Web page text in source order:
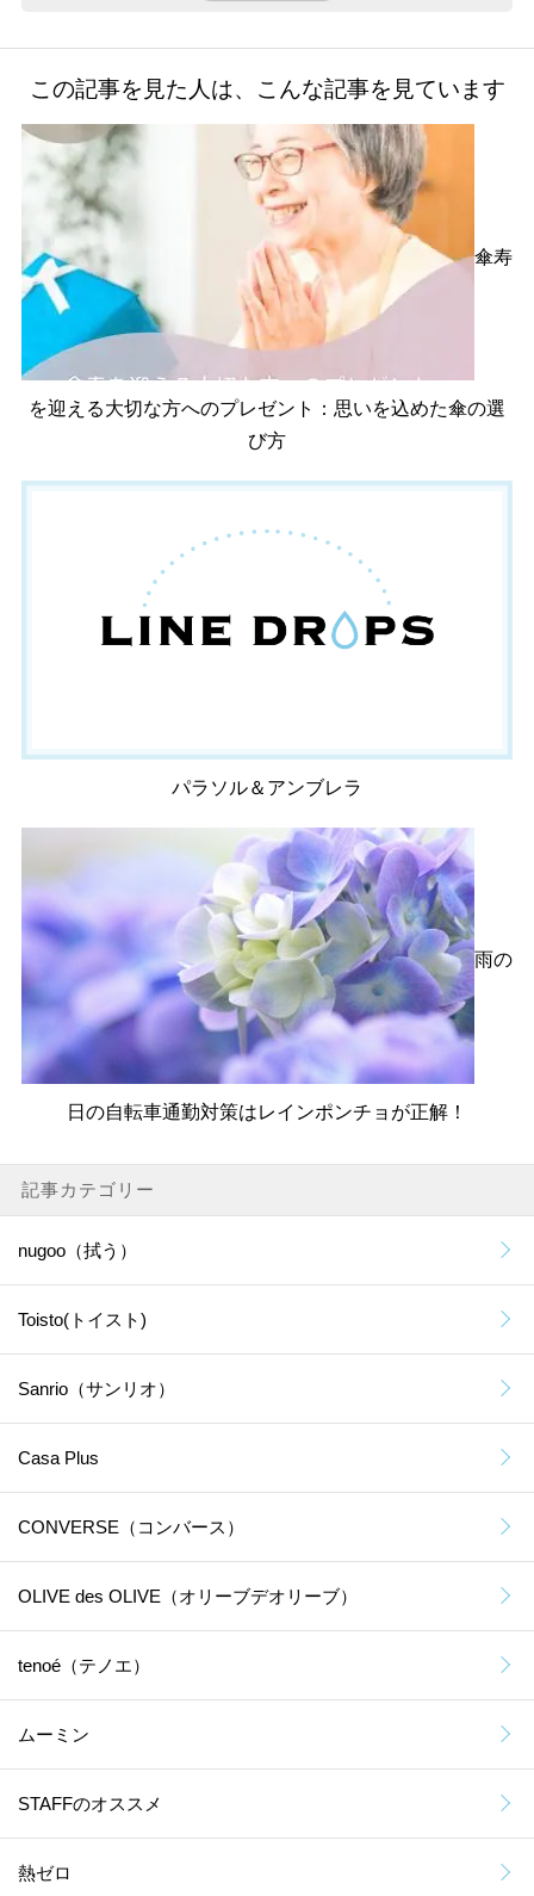
b
o
o
k
この記事を見た人は、こんな記事を見ています
傘寿
を迎える大切な方へのプレゼント：思いを込めた傘の選
び方
パラソル＆アンブレラ
雨の
日の自転車通勤対策はレインポンチョが正解！
記事カテゴリー
nugoo（拭う）
Toisto(トイスト)
Sanrio（サンリオ）
Casa Plus
CONVERSE（コンバース）
OLIVE des OLIVE（オリーブデオリーブ）
tenoé（テノエ）
ムーミン
STAFFのオススメ
熱ゼロ